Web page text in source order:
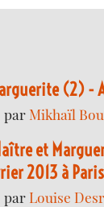
(2) -
parMikhaïl
et
2013 à Paris
parLouise